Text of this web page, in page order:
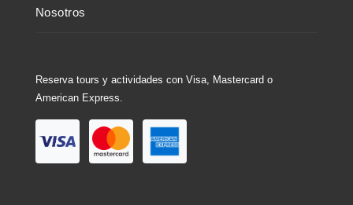
Nosotros
Reserva tours y actividades con Visa, Mastercard o
American Express.